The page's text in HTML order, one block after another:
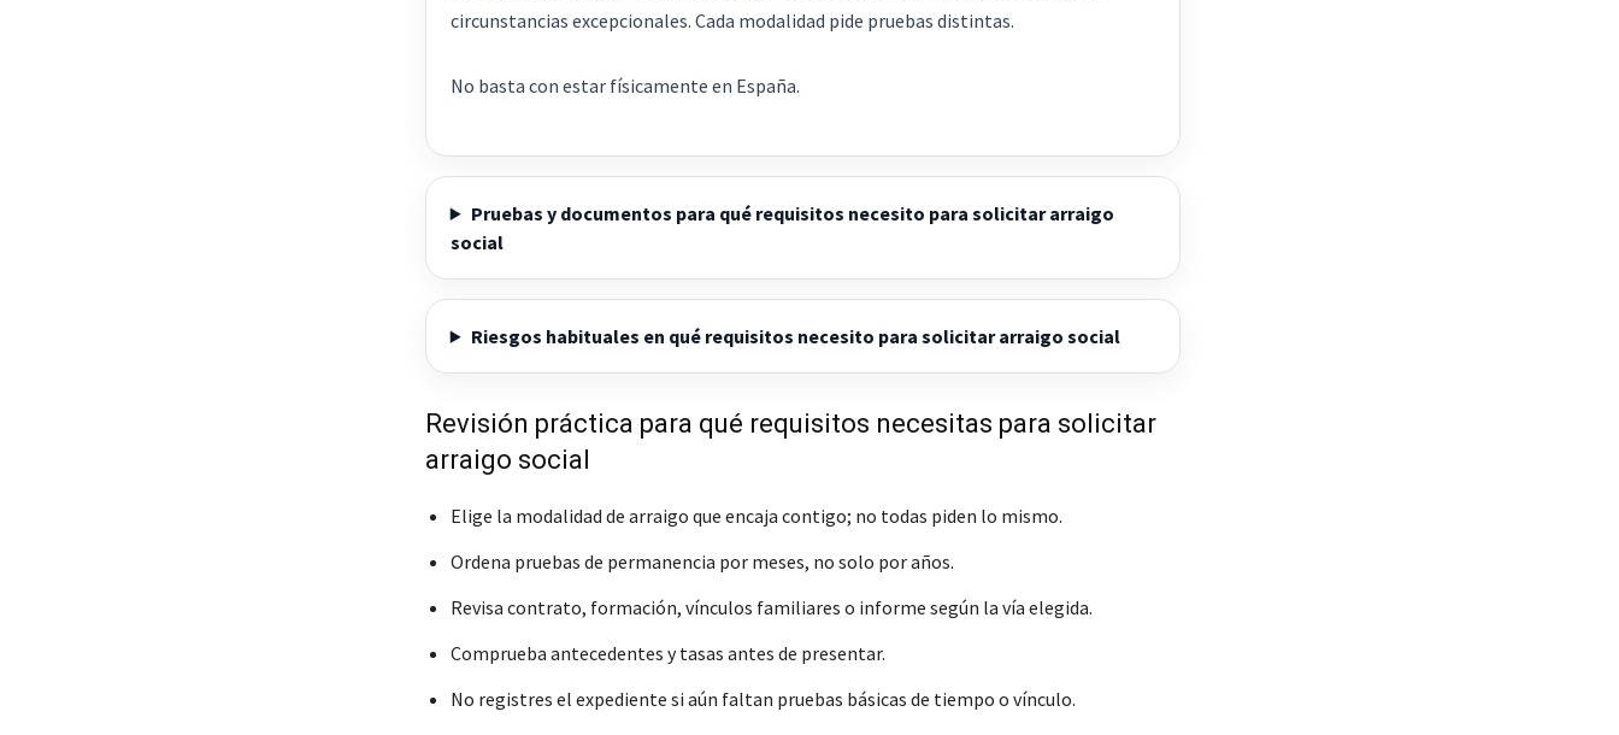
circunstancias excepcionales. Cada modalidad pide pruebas distintas.
No basta con estar físicamente en España.
Pruebas y documentos para qué requisitos necesito para solicitar arraigo
social
Riesgos habituales en qué requisitos necesito para solicitar arraigo social
Revisión práctica para qué requisitos necesitas para solicitar
arraigo social
Elige la modalidad de arraigo que encaja contigo; no todas piden lo mismo.
Ordena pruebas de permanencia por meses, no solo por años.
Revisa contrato, formación, vínculos familiares o informe según la vía elegida.
Comprueba antecedentes y tasas antes de presentar.
No registres el expediente si aún faltan pruebas básicas de tiempo o vínculo.